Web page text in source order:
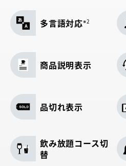
多言語対応※2
商品説明表示
品切れ表示
飲み放題コース切
替